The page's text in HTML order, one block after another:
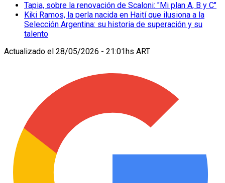
Tapia, sobre la renovación de Scaloni: "Mi plan A, B y C"
Kiki Ramos, la perla nacida en Haití que ilusiona a la
Selección Argentina: su historia de superación y su
talento
Actualizado el 28/05/2026 - 21:01hs ART